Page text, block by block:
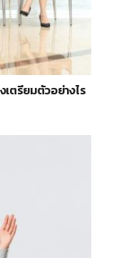
ตรียมตัวอย่างไร